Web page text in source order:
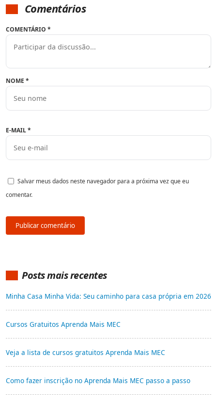
Comentários
COMENTÁRIO *
NOME *
E-MAIL*
Salvar meus dados neste navegador para a próxima vez que eu
comentar.
Posts mais recentes
Minha Casa Minha Vida: Seu caminho para casa própria em 2026
Cursos Gratuitos Aprenda Mais MEC
Veja a lista de cursos gratuitos Aprenda Mais MEC
Como fazer inscrição no Aprenda Mais MEC passo a passo